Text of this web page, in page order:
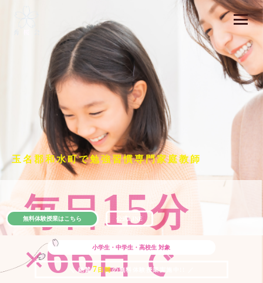
玉名郡和水町で勉強習慣専門家庭教師
毎日15分
×66日で
小学生・中学生・高校生 対象
＼ 絶賛 7 日間の無料体験授業実施中!! ／
無料体験授業はこちら 公式LINE